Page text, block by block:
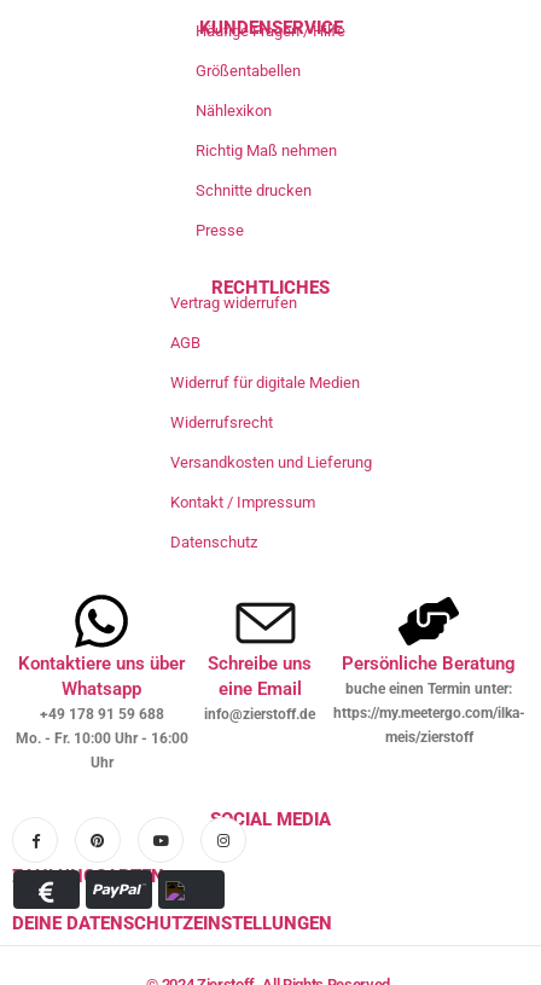
KUNDENSERVICE
Häufige Fragen / Hilfe
Größentabellen
Nählexikon
Richtig Maß nehmen
Schnitte drucken
Presse
RECHTLICHES
Vertrag widerrufen
AGB
Widerruf für digitale Medien
Widerrufsrecht
Versandkosten und Lieferung
Kontakt / Impressum
Datenschutz
Kontaktiere uns über
Whatsapp
+49 178 91 59 688
Mo. - Fr. 10:00 Uhr - 16:00
Uhr
Schreibe uns
eine Email
info@zierstoff.de
Persönliche Beratung
buche einen Termin unter:
https://my.meetergo.com/ilka-
meis/zierstoff
SOCIAL MEDIA
ZAHLUNGSARTEN
DEINE DATENSCHUTZEINSTELLUNGEN